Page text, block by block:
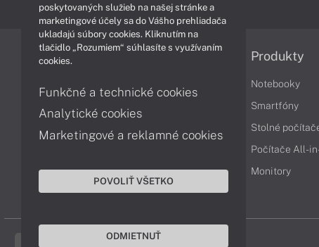
Vyhlásenie o prístupnosti
Cookies
Produkty
Notebooky
Smartfóny
Stolné
Počítače All-
Monitory
poskytovaných služieb na našej stránke a
marketingové účely sa do Vášho prehliadača
ukladajú súbory cookies. Kliknutím na
tlačidlo „Rozumiem“ súhlasíte s využívaním
cookies.
Funkčné a technické cookies
Analytické cookies
Marketingové a reklamné cookies
POVOLIŤ VŠETKO
ODMIETNUŤ